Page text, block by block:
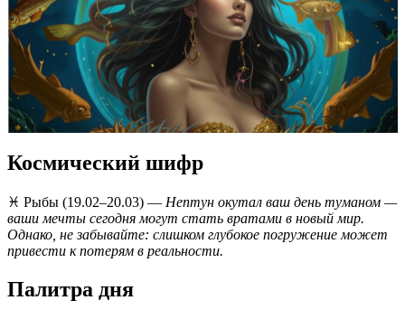
Космический шифр
♓️ Рыбы (19.02–20.03) — Нептун окутал ваш день туманом —
ваши мечты сегодня могут стать вратами в новый мир.
Однако, не забывайте: слишком глубокое погружение может
привести к потерям в реальности.
Палитра дня